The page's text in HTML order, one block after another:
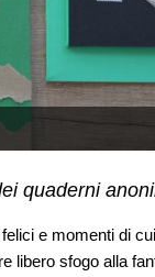
quaderni
e momenti di
libero sfogo alla